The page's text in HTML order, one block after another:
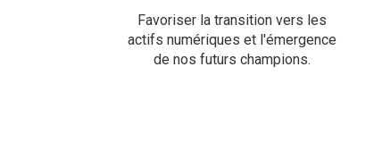
Favoriser la transition vers les
actifs numériques et l'émergence
de nos futurs champions.